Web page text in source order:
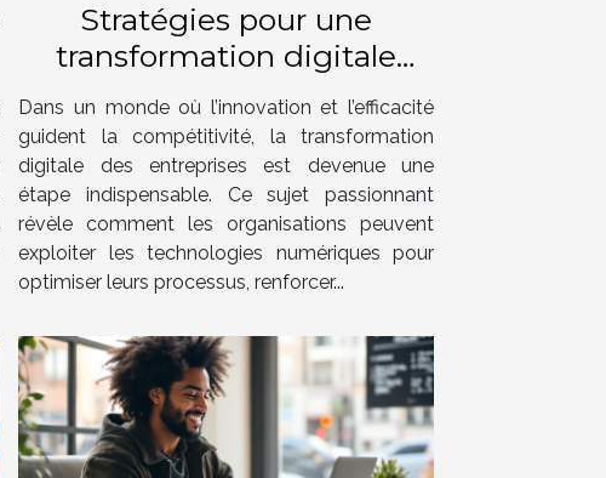
Stratégies pour une
transformation digitale
réussie en entreprise
Dans un monde où l’innovation et l’efficacité
guident la compétitivité, la transformation
digitale des entreprises est devenue une
étape indispensable. Ce sujet passionnant
révèle comment les organisations peuvent
exploiter les technologies numériques pour
optimiser leurs processus, renforcer...